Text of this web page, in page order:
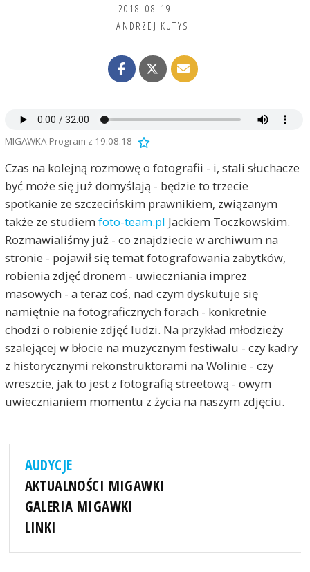
2018-08-19
ANDRZEJ KUTYS
MIGAWKA-Program z 19.08.18
Czas na kolejną rozmowę o fotografii - i, stali słuchacze
być może się już domyślają - będzie to trzecie
spotkanie ze szczecińskim prawnikiem, związanym
także ze studiem foto-team.pl Jackiem Toczkowskim.
Rozmawialiśmy już - co znajdziecie w archiwum na
stronie - pojawił się temat fotografowania zabytków,
robienia zdjęć dronem - uwieczniania imprez
masowych - a teraz coś, nad czym dyskutuje się
namiętnie na fotograficznych forach - konkretnie
chodzi o robienie zdjęć ludzi. Na przykład młodzieży
szalejącej w błocie na muzycznym festiwalu - czy kadry
z historycznymi rekonstruktorami na Wolinie - czy
wreszcie, jak to jest z fotografią streetową - owym
uwiecznianiem momentu z życia na naszym zdjęciu.
AUDYCJE
AKTUALNOŚCI MIGAWKI
GALERIA MIGAWKI
LINKI